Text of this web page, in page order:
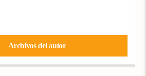
Archivos del autor